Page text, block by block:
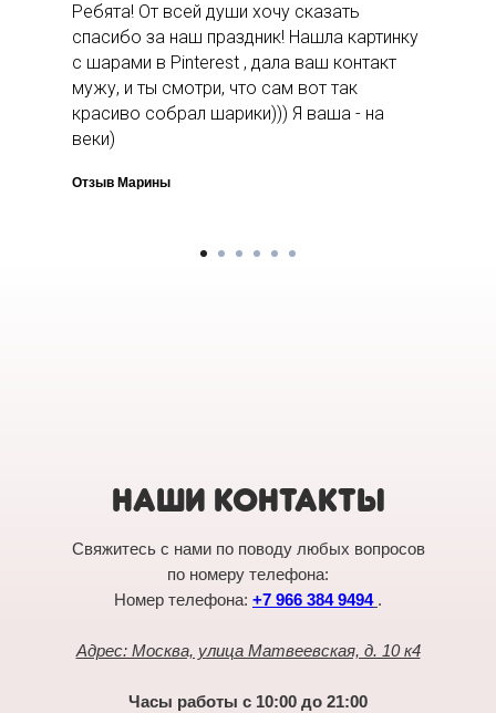
Ребята! От всей души хочу сказать
спасибо за наш праздник! Нашла картинку
с шарами в Pinterest , дала ваш контакт
мужу, и ты смотри, что сам вот так
красиво собрал шарики))) Я ваша - на
веки)
Отзыв Марины
НАШИ КОНТАКТЫ
Свяжитесь с нами по поводу любых вопросов
по номеру телефона:
Номер телефона: +7 966 384 9494 .
Адрес: Москва, улица Матвеевская, д. 10 к4
Часы работы с 10:00 до 21:00